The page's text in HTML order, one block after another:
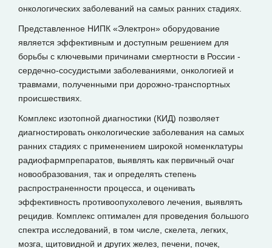
онкологических заболеваний на самых ранних стадиях.
Представленное НИПК «Электрон» оборудование
является эффективным и доступным решением для
борьбы с ключевыми причинами смертности в России -
сердечно-сосудистыми заболеваниями, онкологией и
травмами, полученными при дорожно-транспортных
происшествиях.
Комплекс изотопной диагностики (КИД) позволяет
диагностировать онкологические заболевания на самых
ранних стадиях с применением широкой номенклатуры
радиофармпрепаратов, выявлять как первичный очаг
новообразования, так и определять степень
распространенности процесса, и оценивать
эффективность противоопухолевого лечения, выявлять
рецидив. Комплекс оптимален для проведения большого
спектра исследований, в том числе, скелета, легких,
мозга, щитовидной и других желез, печени, почек,